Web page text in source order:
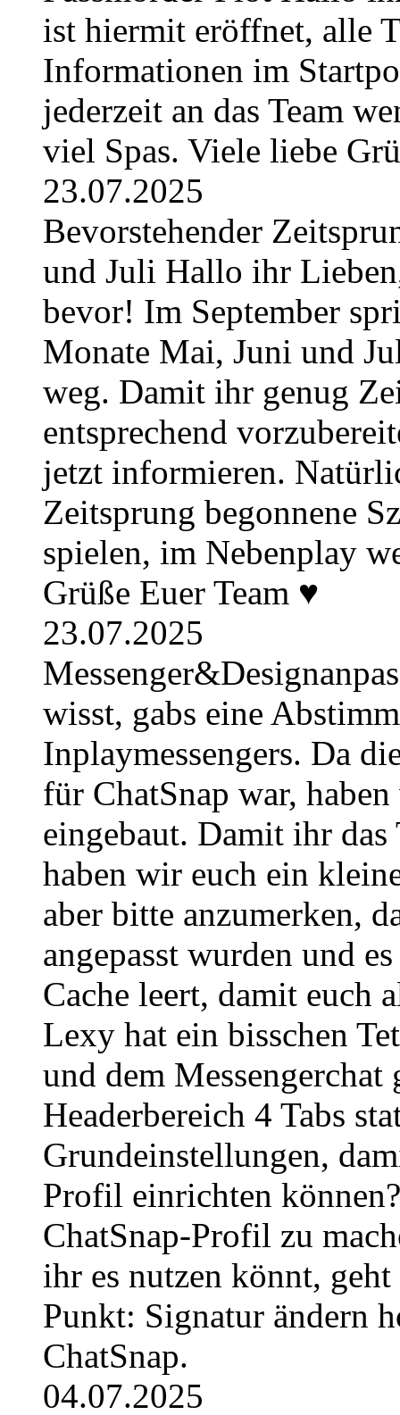
ist hiermit eröffnet, alle
Informationen im
jederzeit an das Team
viel Spas. Viele liebe
23.07.2025
Bevorstehender
und Juli Hallo ihr
bevor! Im September
Monate Mai, Juni und
weg. Damit ihr genug
entsprechend
jetzt informieren.
Zeitsprung begonnene
spielen, im Nebenplay
Grüße Euer Team ♥
23.07.2025
wisst, gabs eine
Inplaymessengers. Da
für ChatSnap war,
eingebaut. Damit ihr
haben wir euch ein
aber bitte anzumerken,
angepasst wurden und
Cache leert, damit euch
Lexy hat ein bisschen
und dem
Headerbereich 4 Tabs
Grundeinstellungen,
Profil einrichten
ChatSnap-Profil zu
ihr es nutzen könnt,
Punkt: Signatur ändern
ChatSnap.
04.07.2025